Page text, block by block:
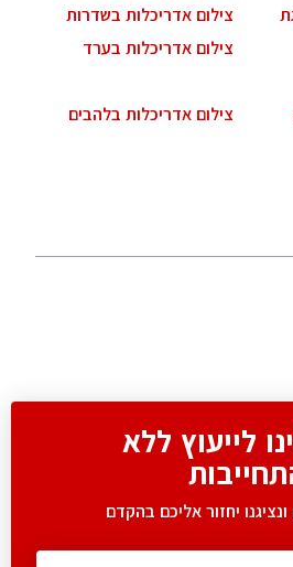
צילום אדריכלות בשדרות
צילום אדריכלות בערד
צילום אדריכלות בלהבים
לייעוץ ללא
יחזור אליכם בהקדם